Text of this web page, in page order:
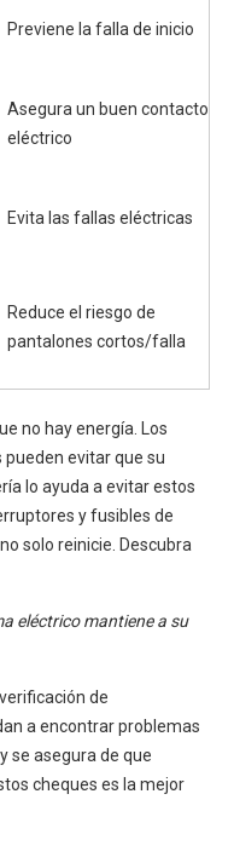
Previene la falla de inicio
Asegura un buen contacto
eléctrico
Evita las fallas eléctricas
Reduce el riesgo de
pantalones cortos/falla
no hay energía. Los
evitar que su
lo ayuda a evitar estos
y fusibles de
solo reinicie. Descubra
eléctrico mantiene a su
de
a encontrar problemas
se asegura de que
cheques es la mejor